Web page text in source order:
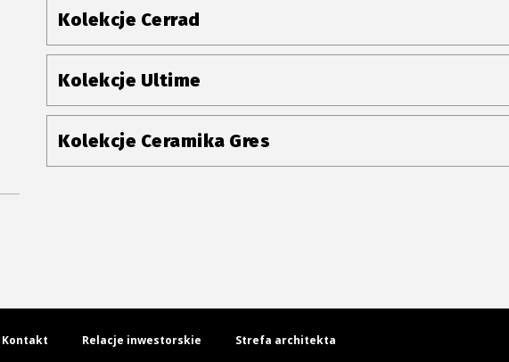
Kolekcje Cerrad
Kolekcje Ultime
Kolekcje Ceramika Gres
Kontakt Relacje inwestorskie
Strefa architekta